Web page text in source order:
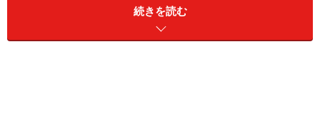
元年に乾杯」と言われて驚愕したというマサノリさん
続きを読む